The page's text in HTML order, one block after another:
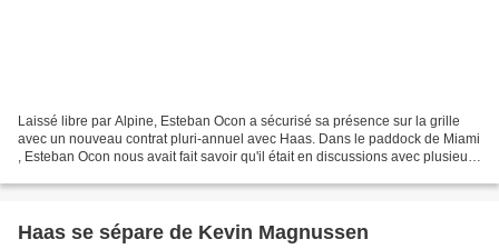
Laissé libre par Alpine, Esteban Ocon a sécurisé sa présence sur la grille
avec un nouveau contrat pluri-annuel avec Haas. Dans le paddock de Miami
, Esteban Ocon nous avait fait savoir qu'il était en discussions avec plusieurs
Haas se sépare de Kevin Magnussen